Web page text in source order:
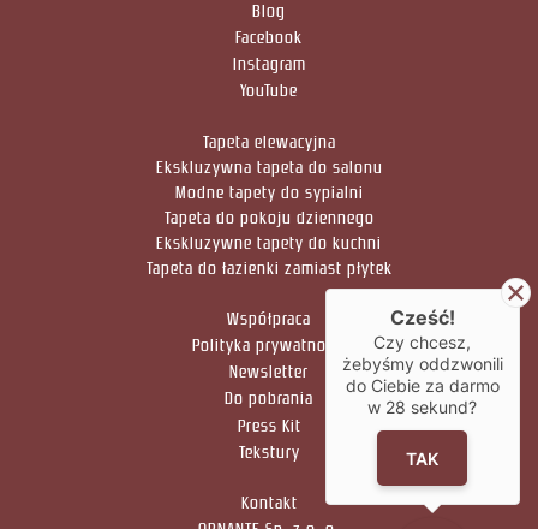
Blog
Facebook
Instagram
YouTube
Tapeta elewacyjna
Ekskluzywna tapeta do salonu
Modne tapety do sypialni
Tapeta do pokoju dziennego
Ekskluzywne tapety do kuchni
Tapeta do łazienki zamiast płytek
Współpraca
Polityka prywatności
Newsletter
Do pobrania
Press Kit
Tekstury
Kontakt
Cześć!
Czy chcesz,
żebyśmy oddzwonili
do Ciebie za darmo
w 28 sekund?
TAK